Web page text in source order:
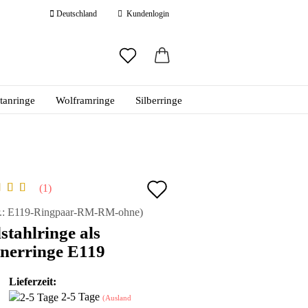
Deutschland Kundenlogin
erstellen
vergessen?
Wolframringe Silberringe
1
E119-Ringpaar-RM-RM-ohne)
als
E119
Lieferzeit:
2-5 Tage (Ausland